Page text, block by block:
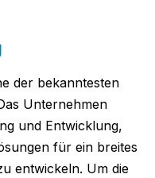
der bekanntesten
Unternehmen
und Entwicklung,
für ein breites
entwickeln. Um die